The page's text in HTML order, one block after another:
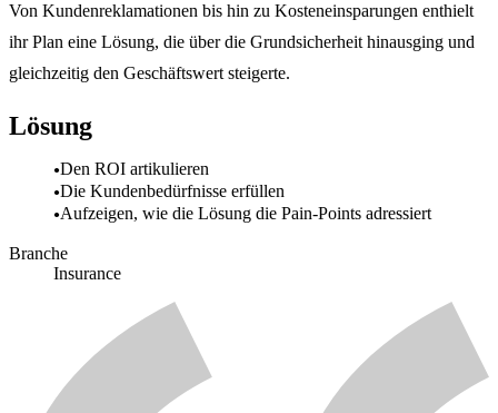
Von Kundenreklamationen bis hin zu Kosteneinsparungen enthielt
ihr Plan eine Lösung, die über die Grundsicherheit hinausging und
gleichzeitig den Geschäftswert steigerte.
Lösung
Den ROI artikulieren
Die Kundenbedürfnisse erfüllen
Aufzeigen, wie die Lösung die Pain-Points adressiert
Branche
Insurance